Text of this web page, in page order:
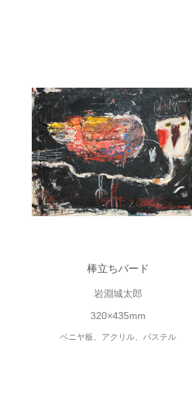
棒立ちバード
岩淵城太郎
320×435mm
ベニヤ板、アクリル、パステル